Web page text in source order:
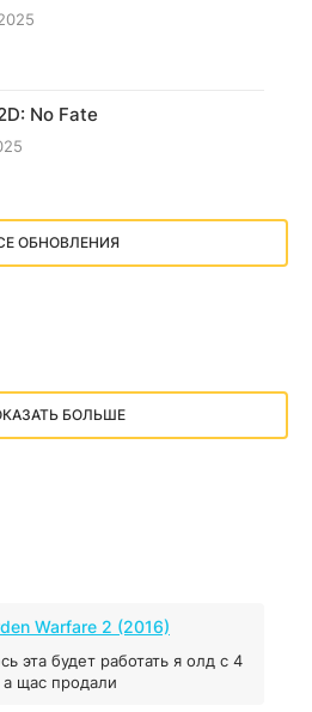
No Fate
(2018)
COUNTRY
ОБНОВЛЕНИЯ
БОЛЬШЕ
Warfare 2 (2016)
эта будет работать я олд с 4
щас продали